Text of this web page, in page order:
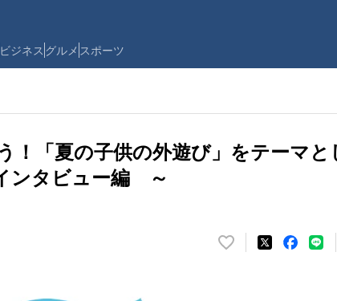
ビジネス グルメ スポーツ
！「夏の子供の外遊び」をテーマと
タビュー編 ～
い